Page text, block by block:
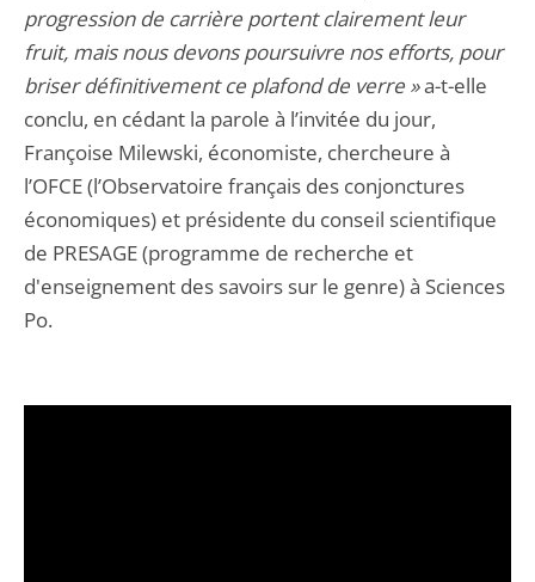
progression de carrière portent clairement leur
fruit, mais nous devons poursuivre nos efforts, pour
briser définitivement ce plafond de verre »a-t-elle
conclu, en cédant la parole à l’invitée du jour,
Françoise Milewski, économiste, chercheure à
l’OFCE (l’Observatoire français des conjonctures
économiques) et présidente du conseil scientifique
de PRESAGE (programme de recherche et
d'enseignement des savoirs sur le genre) à Sciences
Po.